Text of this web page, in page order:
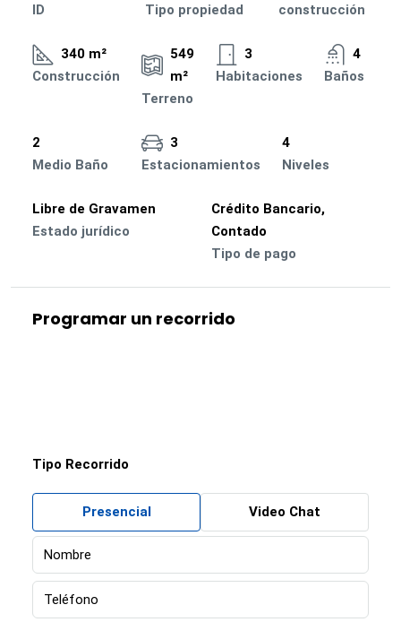
ID
Tipo propiedad
construcción
340 m²
Construcción
549
m²
Terreno
3
Habitaciones
4
Baños
2
Medio Baño
3
Estacionamientos
4
Niveles
Libre de Gravamen
Estado jurídico
Crédito Bancario,
Contado
Tipo de pago
Programar un recorrido
Tipo Recorrido
Presencial Video Chat